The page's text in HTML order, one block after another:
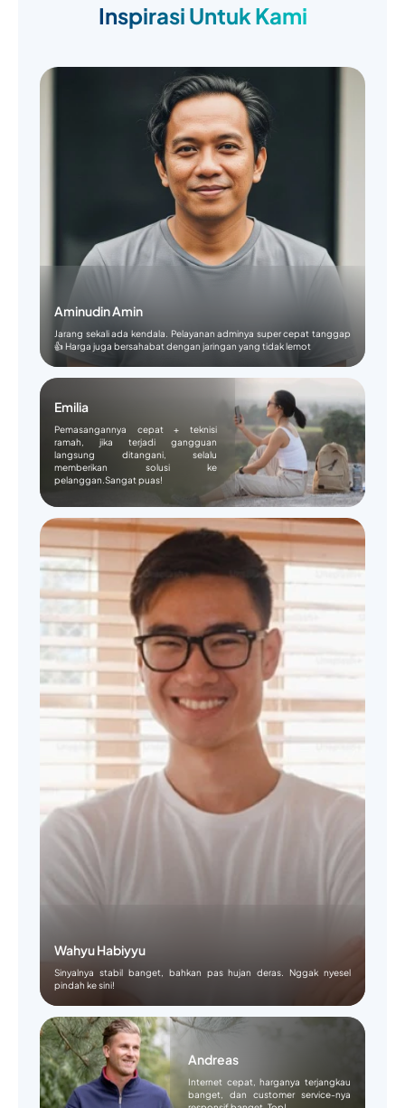
Inspirasi Untuk Kami
Aminudin Amin
Jarang sekali ada kendala. Pelayanan adminya super cepat tanggap
👍 Harga juga bersahabat dengan jaringan yang tidak lemot
Emilia
Pemasangannya cepat + teknisi
ramah, jika terjadi gangguan
langsung ditangani, selalu
memberikan solusi ke
pelanggan.Sangat puas!
Wahyu Habiyyu
Sinyalnya stabil banget, bahkan pas hujan deras. Nggak nyesel
pindah ke sini!
Andreas
Internet cepat, harganya terjangkau
banget, dan customer service-nya